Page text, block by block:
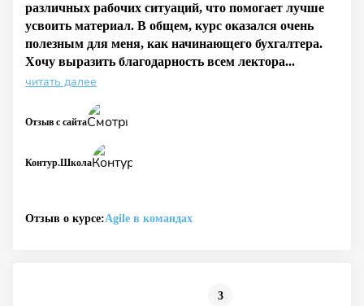
различных рабочих ситуаций, что помогает лучше
усвоить материал. В общем, курс оказался очень
полезным для меня, как начинающего бухгалтера.
Хочу выразить благодарность всем лектора...
читать далее
Контур.Школа
Отзыв с сайта
Отзыв о курсе:Agile в командах
3